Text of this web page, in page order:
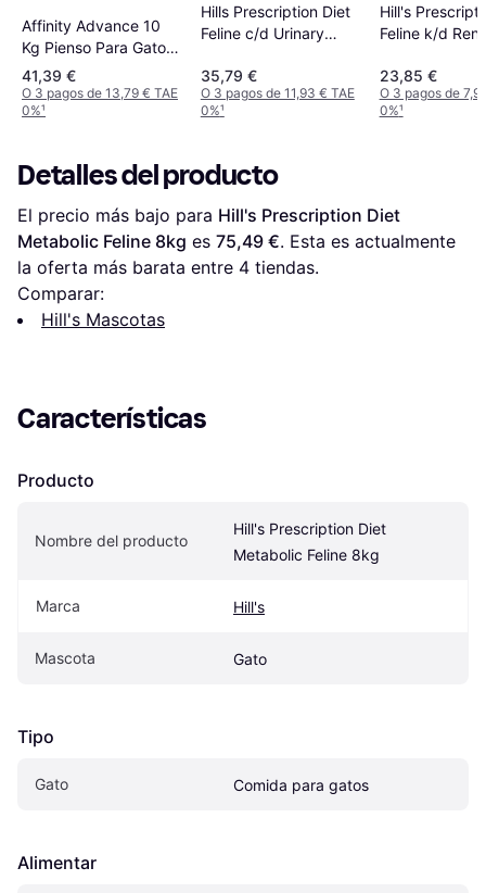
Affinity Advance 10
Kg Pienso Para Gatos
2 x 10 kg
41,39 €
O 3 pagos de 13,79 € TAE
0%¹
Hills Prescription Diet
Feline c/d Urinary
Chicken 3kg
35,79 €
O 3 pagos de 11,93 € TAE
0%¹
Hill's
Feline k/d
23,85 €
O 3 pagos de
0%¹
Detalles del producto
El precio más bajo para Hill's Prescription Diet
Metabolic Feline 8kg es 75,49 €. Esta es actualmente
la oferta más barata entre 4 tiendas.
Comparar:
Hill's Mascotas
Características
Producto
Nombre del producto
Hill's Prescription Diet
Metabolic Feline 8kg
Marca Hill's
Mascota Gato
Tipo
Gato Comida para gatos
Alimentar